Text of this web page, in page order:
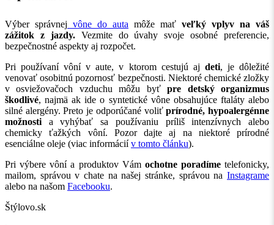
Výber správnej vône do auta môže mať veľký vplyv na váš
zážitok z jazdy.Vezmite do úvahy svoje osobné preferencie,
bezpečnostné aspekty aj rozpočet.
Pri používaní vôní v aute, v ktorom cestujú aj deti, je dôležité
venovať osobitnú pozornosť bezpečnosti. Niektoré chemické zložky
v osviežovačoch vzduchu môžu byťpre detský organizmus
škodlivé, najmä ak ide o syntetické vône obsahujúce ftaláty alebo
silné alergény. Preto je odporúčané voliťprírodné, hypoalergénne
možnostia vyhýbať sa používaniu príliš intenzívnych alebo
chemicky ťažkých vôní. Pozor dajte aj na niektoré prírodné
esenciálne oleje (viac informáciív tomto článku).
Pri výbere vôní a produktov Vám ochotne poradímetelefonicky,
mailom, správou v chate na našej stránke, správou na Instagrame
alebo na našom Facebooku.
Štýlovo.sk